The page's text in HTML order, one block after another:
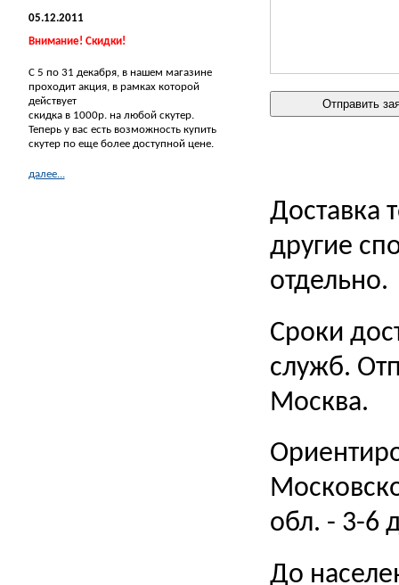
05.12.2011
Внимание! Скидки!
С 5 по 31 декабря, в нашем магазине
проходит акция, в рамках которой
действует
скидка в 1000р. на любой скутер.
Теперь у вас есть возможность купить
скутер по еще более доступной цене.
далее...
Доставка
другие
отдельно.
Сроки
служб.
Москва.
обл. - 3-6
До